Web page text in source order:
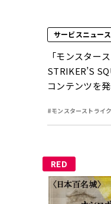
サービスニュース
「モンスター
STRIKER’S
コンテンツを
#モンスターストライク
RED